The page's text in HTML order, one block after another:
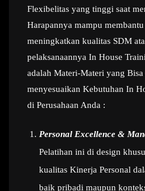
Flexibelitas yang tinggi saat
Harapannya mampu
meningkatkan kualitas SDM
pelaksanaannya In House
adalah Materi-Materi yang
menyesuaikan Kebutuhan In
di Perusahaan Anda :
Personal Excellence &
Pelatihan ini di design
kualitas Kinerja Personal
baik pribadi maupun